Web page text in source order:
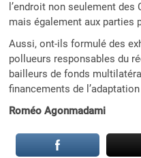
l’endroit non seulement des
mais également aux parties
Aussi, ont-ils formulé des
pollueurs responsables du
bailleurs de fonds
financements de
Roméo Agonmadami